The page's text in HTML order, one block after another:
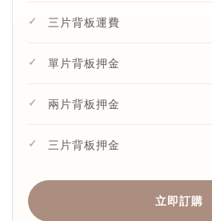
✓ 三片背板運費
✓ 單片背板押金
✓ 兩片背板押金
✓ 三片背板押金
立即訂購